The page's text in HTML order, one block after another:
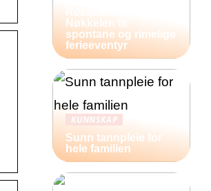
Nøkkelen til
spontane og rimelige
ferieeventyr
KUNNSKAP
Sunn tannpleie for
hele familien